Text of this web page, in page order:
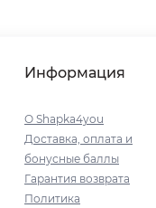
Информация
О Shapka4you
Доставка, оплата и
бонусные баллы
Гарантия возврата
Политика